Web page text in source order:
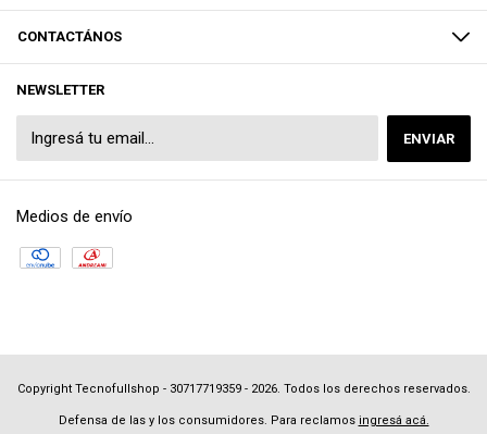
CONTACTÁNOS
NEWSLETTER
Medios de envío
Copyright Tecnofullshop - 30717719359 - 2026. Todos los derechos reservados.
Defensa de las y los consumidores. Para reclamos ingresá acá.